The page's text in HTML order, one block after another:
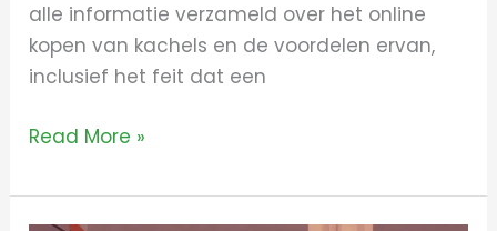
alle informatie verzameld over het online
kopen van kachels en de voordelen ervan,
inclusief het feit dat een
Read More »